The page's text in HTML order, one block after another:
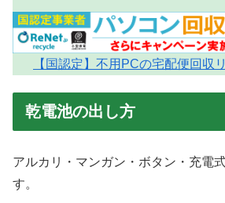
【国認定】不用PCの宅配便回収
乾電池の出し方
アルカリ・マンガン・ボタン・充電
す。